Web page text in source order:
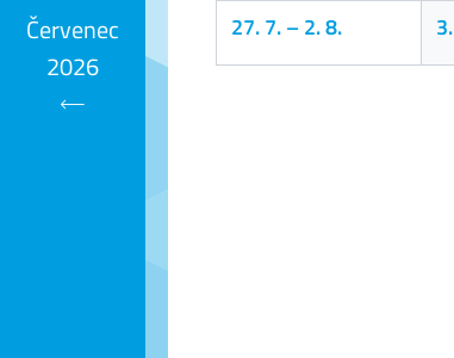
27. 7.–2. 8. 3.
Červenec
2026